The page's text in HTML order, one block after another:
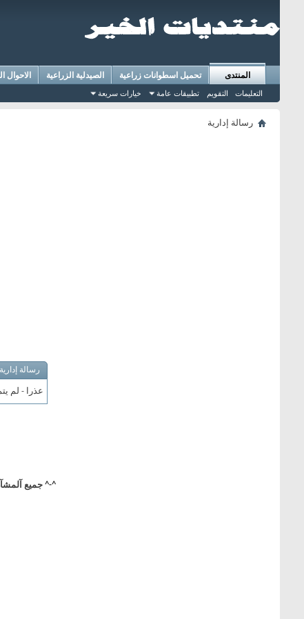
المنتدى
التعليمات التقويم تطبيقات عامة خيارات سريعة
تحميل اسطوانات زراعية الصيدلية الزراعية الاحوال
رسالة إدارية
رسالة إدارية
عذرا - لم
^-^ جميع